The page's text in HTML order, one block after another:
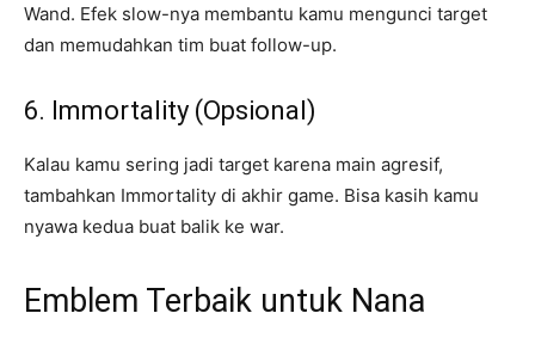
Wand. Efek slow-nya membantu kamu mengunci target
dan memudahkan tim buat follow-up.
6. Immortality (Opsional)
Kalau kamu sering jadi target karena main agresif,
tambahkan Immortality di akhir game. Bisa kasih kamu
nyawa kedua buat balik ke war.
Emblem Terbaik untuk Nana